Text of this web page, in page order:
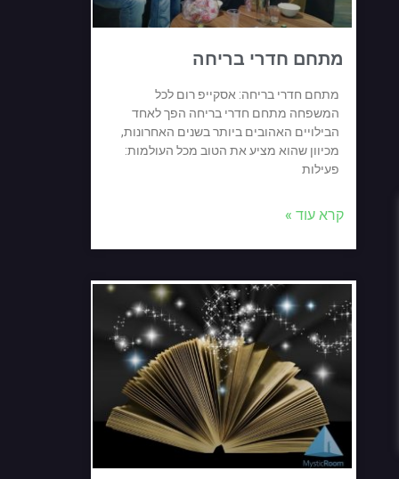
מתחם חדרי בריחה
מתחם חדרי בריחה: אסקייפ רום לכל
המשפחה מתחם חדרי בריחה הפך לאחד
הבילויים האהובים ביותר בשנים האחרונות,
מכיוון שהוא מציע את הטוב מכל העולמות:
פעילות
קרא עוד »